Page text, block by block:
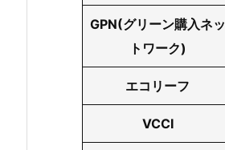
GPN(グリーン購入ネッ
トワーク)
エコリーフ
VCCI